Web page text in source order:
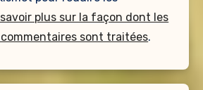
savoir plus sur la façon dont les
sont traitées.